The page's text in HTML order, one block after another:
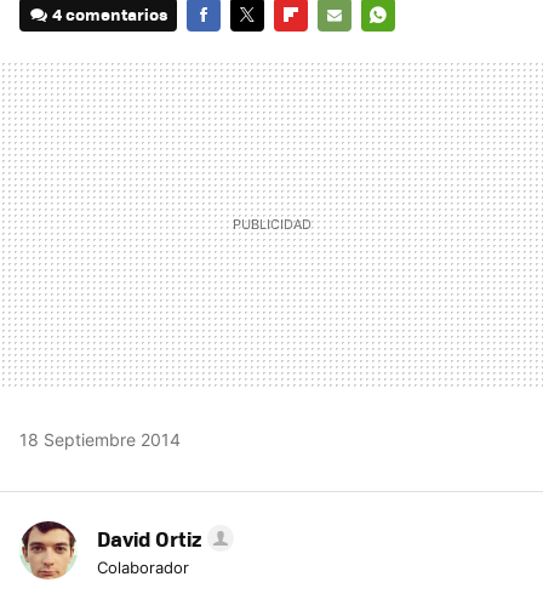
4 comentarios
MAIL
18 Septiembre 2014
David Ortiz
Colaborador